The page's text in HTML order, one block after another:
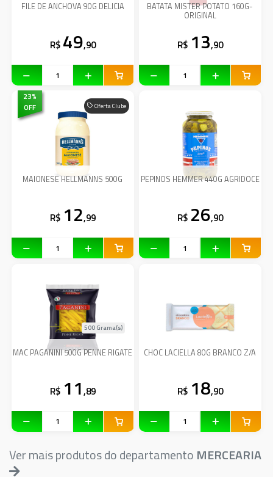
FILE DE ANCHOVA 90G DELICIA
R$ 49,90
BATATA MISTER POTATO 160G-
ORIGINAL
R$ 13,90
Oferta Clube
23%
OFF
MAIONESE HELLMANNS 500G
R$ 12,99
PEPINOS HEMMER 440G AGRIDOCE
R$ 26,90
MAC PAGANINI 500G PENNE RIGATE
500 Grama(s)
R$ 11,89
CHOC LACIELLA 80G BRANCO Z/A
R$ 18,90
Ver mais produtos do departamento MERCEARIA